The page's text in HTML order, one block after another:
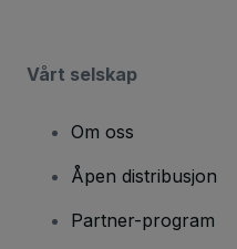
Vårt selskap
Om oss
Åpen distribusjon
Partner-program